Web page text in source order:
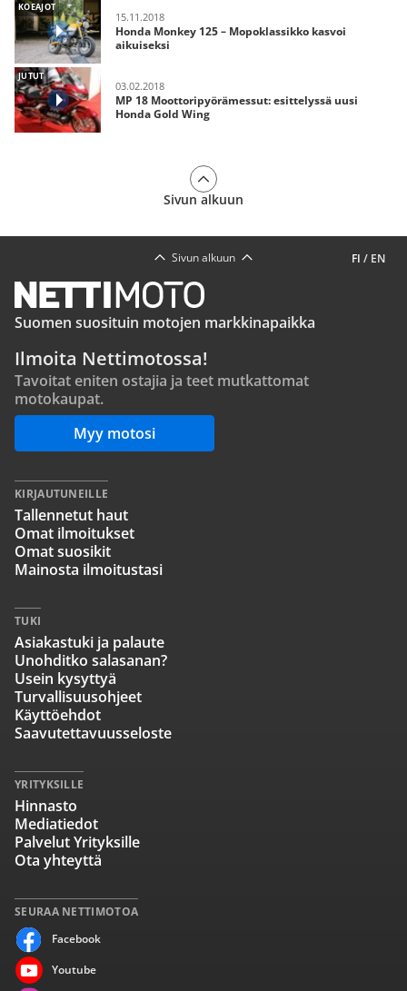
KOEAJOT
15.11.2018
Honda Monkey 125 – Mopoklassikko kasvoi
aikuiseksi
JUTUT
03.02.2018
MP 18 Moottoripyörämessut: esittelyssä uusi
Honda Gold Wing
Sivun alkuun
FI / EN
Sivun alkuun
Suomen suosituin motojen markkinapaikka
Ilmoita Nettimotossa!
Tavoitat eniten ostajia ja teet mutkattomat
motokaupat.
Myy motosi
SEURAA NETTIMOTOA
Facebook
Youtube
KIRJAUTUNEILLE
Tallennetut haut
Omat ilmoitukset
Omat suosikit
Mainosta ilmoitustasi
TUKI
Asiakastuki ja palaute
Unohditko salasanan?
Usein kysyttyä
Turvallisuusohjeet
Käyttöehdot
Saavutettavuusseloste
YRITYKSILLE
Hinnasto
Mediatiedot
Palvelut Yrityksille
Ota yhteyttä